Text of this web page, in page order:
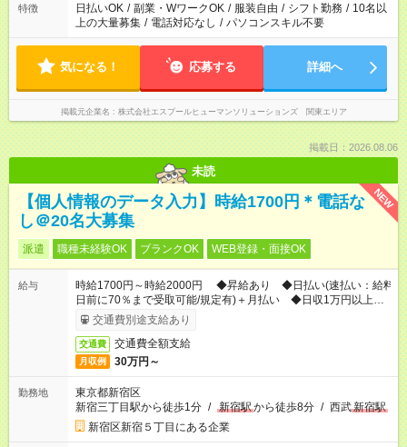
特徴 日払いOK / 副業・WワークOK / 服装自由 / シフト勤務 / 10名以
上の大量募集 / 電話対応なし / パソコンスキル不要
気になる！ 応募する 詳細へ
掲載元企業名 株式会社エスプールヒューマンソリューションズ 関東エリア
掲載日：2026.08.06
未読
NEW
【個人情報のデータ入力】時給1700円＊電話な
し＠20名大募集
派遣 職種未経験OK ブランクOK WEB登録・面接OK
給与
時給1700円～時給2000円 ◆昇給あり ◆日払い(速払い：給料
日前に70％まで受取可能/規定有)＋月払い ◆日収1万円以上
（時給1700円×6h＝10200円）
交通費別途支給あり
交通費 交通費全額支給
月収例 30万円～
勤務地
東京都新宿区
新宿三丁目駅から徒歩1分 / 新宿駅から徒歩8分 / 西武新宿駅
新宿区新宿５丁目にある企業